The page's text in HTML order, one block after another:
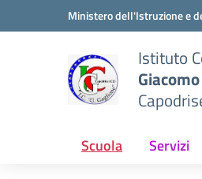
Vai ai contenuti
Vai al menu di navigazione
Ministero dell'Istruzione e
Istituto
Scuola Servizi